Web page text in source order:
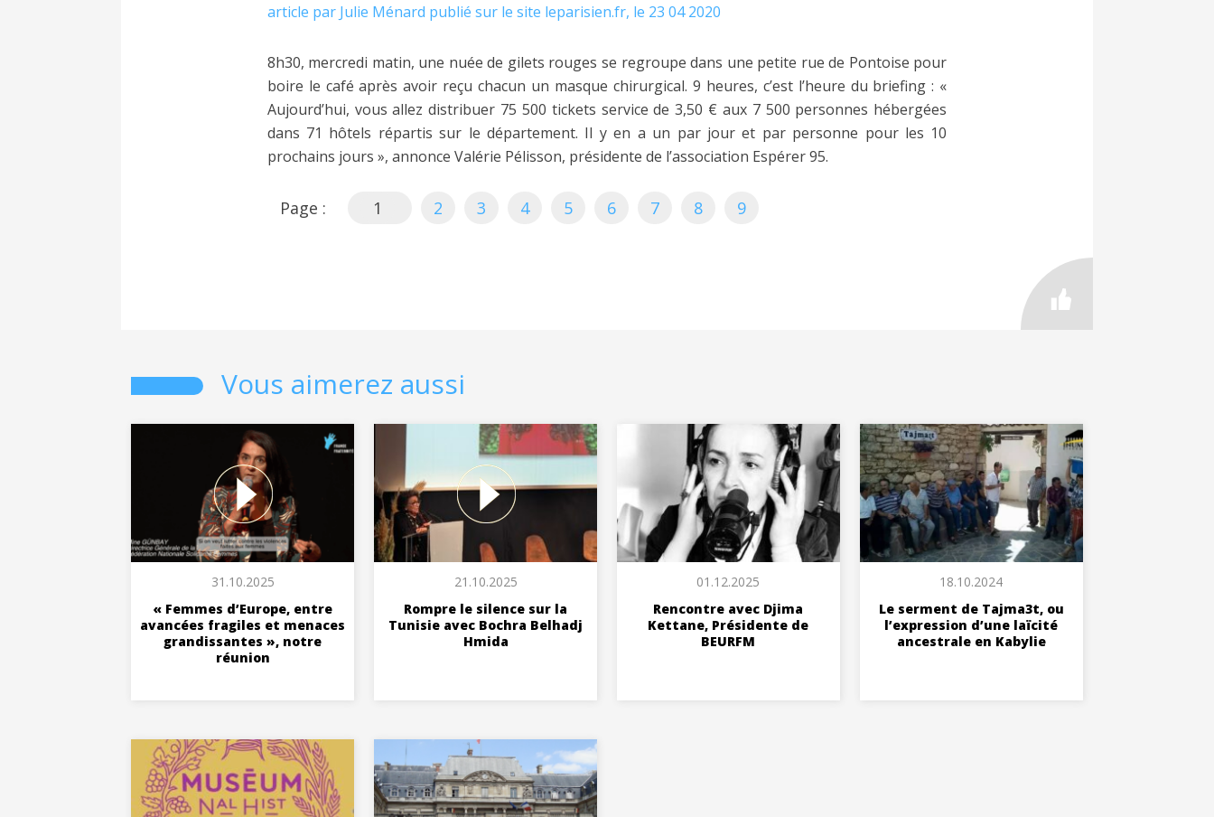
article par Julie Ménard publié sur le site leparisien.fr, le 23 04 2020
8h30, mercredi matin, une nuée de gilets rouges se regroupe dans une petite rue de Pontoise pour
boire le café après avoir reçu chacun un masque chirurgical. 9 heures, c’est l’heure du briefing : «
Aujourd’hui, vous allez distribuer 75 500 tickets service de 3,50 € aux 7 500 personnes hébergées
dans 71 hôtels répartis sur le département. Il y en a un par jour et par personne pour les 10
prochains jours », annonce Valérie Pélisson, présidente de l’association Espérer 95.
Page : 1 2 3 4 5 6 7 8 9
Vous aimerez aussi
31.10.2025
« Femmes d’Europe, entre
avancées fragiles et menaces
grandissantes », notre
réunion
21.10.2025
Rompre le silence sur la
Tunisie avec Bochra Belhadj
Hmida
01.12.2025
Rencontre avec Djima
Kettane, Présidente de
BEURFM
18.10.2024
Le serment de Tajma3t, ou
l’expression d’une laïcité
ancestrale en Kabylie